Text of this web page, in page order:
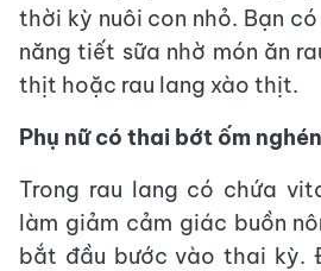
thời kỳ nuôi con nhỏ. Bạn
năng tiết sữa nhờ món ăn
thịt hoặc rau lang xào thịt.
Phụ nữ có thai bớt ốm
Trong rau lang có chứa
làm giảm cảm giác buồn
bắt đầu bước vào thai kỳ.